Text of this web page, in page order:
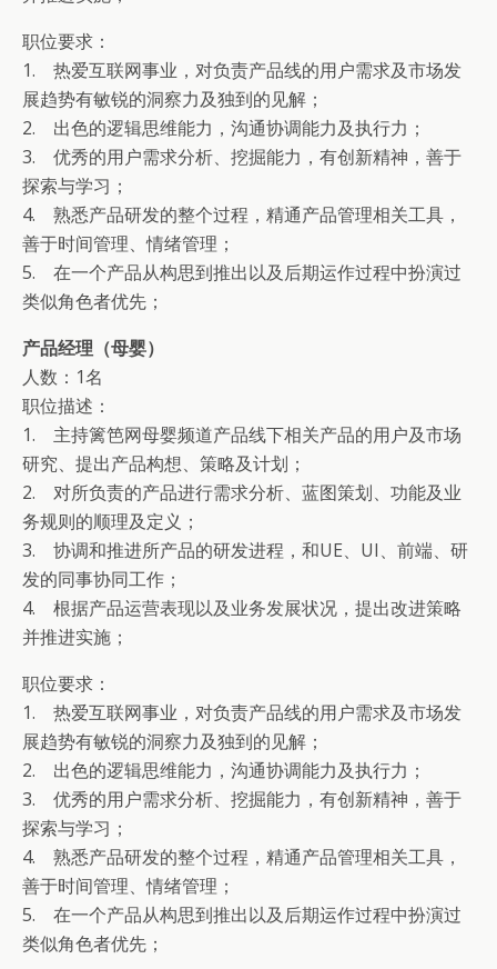
职位要求：
1. 热爱互联网事业，对负责产品线的用户需求及市场发
展趋势有敏锐的洞察力及独到的见解；
2. 出色的逻辑思维能力，沟通协调能力及执行力；
3. 优秀的用户需求分析、挖掘能力，有创新精神，善于
探索与学习；
4. 熟悉产品研发的整个过程，精通产品管理相关工具，
善于时间管理、情绪管理；
5. 在一个产品从构思到推出以及后期运作过程中扮演过
类似角色者优先；
产品经理（母婴）
人数：1名
职位描述：
1. 主持篱笆网母婴频道产品线下相关产品的用户及市场
研究、提出产品构想、策略及计划；
2. 对所负责的产品进行需求分析、蓝图策划、功能及业
务规则的顺理及定义；
3. 协调和推进所产品的研发进程，和UE、UI、前端、研
发的同事协同工作；
4. 根据产品运营表现以及业务发展状况，提出改进策略
并推进实施；
职位要求：
1. 热爱互联网事业，对负责产品线的用户需求及市场发
展趋势有敏锐的洞察力及独到的见解；
2. 出色的逻辑思维能力，沟通协调能力及执行力；
3. 优秀的用户需求分析、挖掘能力，有创新精神，善于
探索与学习；
4. 熟悉产品研发的整个过程，精通产品管理相关工具，
善于时间管理、情绪管理；
5. 在一个产品从构思到推出以及后期运作过程中扮演过
类似角色者优先；